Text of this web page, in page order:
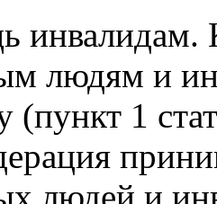
инвалидам.
людям и
(пункт 1